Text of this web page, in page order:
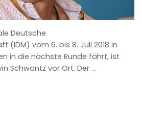
Deutsche
(IDM) vom 6. bis 8. Juli 2018 in
in die nächste Runde fährt, ist
Schwantz vor Ort. Der …